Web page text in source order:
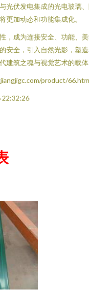
光伏发电集成的光电玻璃
更加动态和功能集成化。
，成为连接安全、功能、
安全，引入自然光影，塑
建筑之魂与视觉艺术的载
product/
22:32:26